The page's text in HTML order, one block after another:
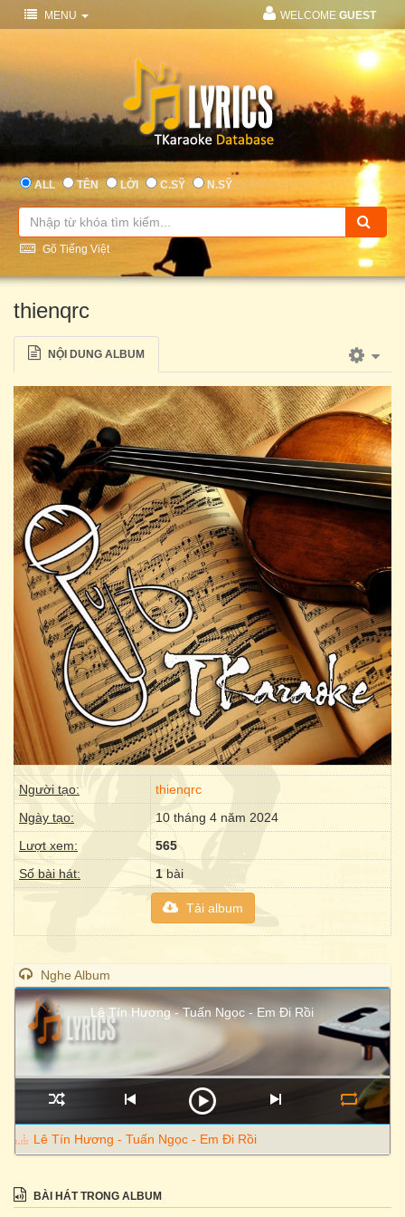
MENU WELCOME GUEST
ALL TÊN LỜI C.SỸ N.SỸ
Gõ Tiếng Việt
thienqrc
NỘI DUNG ALBUM
Người tạo:
thienqrc
Ngày tạo:
10 tháng 4 năm 2024
Lượt xem:
565
Số bài hát:
1 bài
Tải album
Nghe Album
Lê Tín Hương - Tuấn Ngọc - Em Đi Rồi
Lê Tín Hương - Tuấn Ngọc - Em Đi Rồi
BÀI HÁT TRONG ALBUM